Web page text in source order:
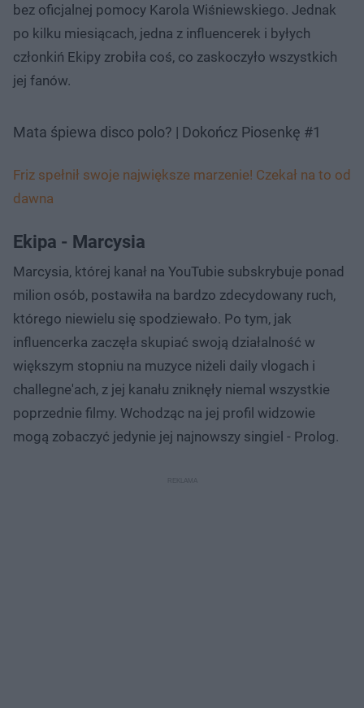
bez oficjalnej pomocy Karola Wiśniewskiego. Jednak
po kilku miesiącach, jedna z influencerek i byłych
członkiń Ekipy zrobiła coś, co zaskoczyło wszystkich
jej fanów.
Mata śpiewa disco polo? | Dokończ Piosenkę #1
Friz spełnił swoje największe marzenie! Czekał na to od
dawna
Ekipa - Marcysia
Marcysia, której kanał na YouTubie subskrybuje ponad
milion osób, postawiła na bardzo zdecydowany ruch,
którego niewielu się spodziewało. Po tym, jak
influencerka zaczęła skupiać swoją działalność w
większym stopniu na muzyce niżeli daily vlogach i
challegne'ach, z jej kanału zniknęły niemal wszystkie
poprzednie filmy. Wchodząc na jej profil widzowie
mogą zobaczyć jedynie jej najnowszy singiel - Prolog.